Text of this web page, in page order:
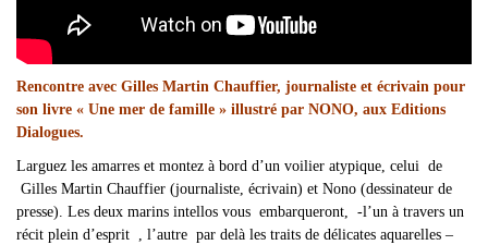
Rencontre avec Gilles Martin Chauffier, journaliste et écrivain pour
son livre « Une mer de famille » illustré par NONO, aux Editions
Dialogues.
Larguez les amarres et montez à bord d’un voilier atypique, celui de
Gilles Martin Chauffier (journaliste, écrivain) et Nono (dessinateur de
presse). Les deux marins intellos vous embarqueront, -l’un à travers un
récit plein d’esprit , l’autre par delà les traits de délicates aquarelles –